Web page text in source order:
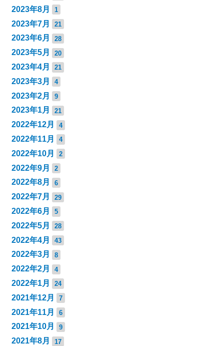
2023年8月 1
2023年7月 21
2023年6月 28
2023年5月 20
2023年4月 21
2023年3月 4
2023年2月 9
2023年1月 21
2022年12月 4
2022年11月 4
2022年10月 2
2022年9月 2
2022年8月 6
2022年7月 29
2022年6月 5
2022年5月 28
2022年4月 43
2022年3月 8
2022年2月 4
2022年1月 24
2021年12月 7
2021年11月 6
2021年10月 9
2021年8月 17